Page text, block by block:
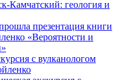
Камчатский: геология и
презентация книги
«Вероятности и
с вулканологом